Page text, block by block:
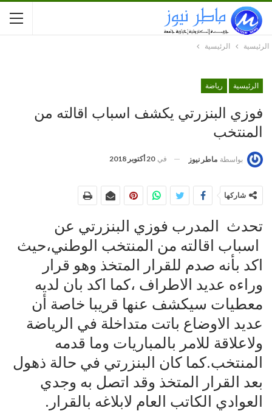
الرئيسية الرئيسية
الرئيسية رياضة
فوزي البنزرتي يكشف اسباب اقالته من
المنتخب
بواسطة ماطر نيوز في 20 أكتوبر 2018
شاركها
تحدث المدرب فوزي البنزرتي عن
اسباب اقالته من المنتخب الوطني،حيث
اكد بأنه صدم للقرار المتخذ وهو قرار
وراءه عديد الاطراف ،كما اكد بان لديه
معطيات سيكشف عنها قريبا خاصة أن
عديد الاوضاع باتت متداخلة في الرياضة
ولاعلاقة للامر بالمباريات وما قدمه
المنتخب.كما كان البنزرتي في حالة ذهول
بعد القرار المتخذ وقد اتصل به وجدي
العوادي الكاتب العام لابلاغه بالقرار.